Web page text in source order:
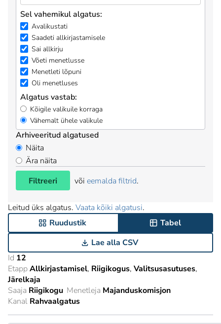
Sel vahemikul algatus:
Avalikustati
Saadeti allkirjastamisele
Sai allkirju
Võeti menetlusse
Menetleti lõpuni
Oli menetluses
Algatus vastab:
Kõigile valikuile korraga
Vähemalt ühele valikule
Arhiveeritud algatused
Näita
Ära näita
Filtreeri
või eemalda filtrid.
Leitud üks algatus. Vaata kõiki algatusi.
Ruudustik
Tabel
Lae alla CSV
Id 12
EtappAllkirjastamisel Riigikogus Valitsusasutuses
Järelkaja
Saaja Riigikogu Menetleja Majanduskomisjon
Kanal Rahvaalgatus